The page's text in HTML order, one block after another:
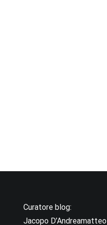
Curatore blog:
Jacopo D’Andreamatteo